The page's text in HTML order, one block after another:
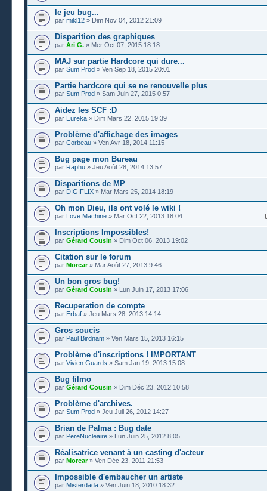
le jeu bug...
par mikl12 » Dim Nov 04, 2012 21:09
Disparition des graphiques
par Ari G. » Mer Oct 07, 2015 18:18
MAJ sur partie Hardcore qui dure...
par Sum Prod » Ven Sep 18, 2015 20:01
Partie hardcore qui se ne renouvelle plus
par Sum Prod » Sam Juin 27, 2015 0:57
Aidez les SCF :D
par Eureka » Dim Mars 22, 2015 19:39
Problème d'affichage des images
par Corbeau » Ven Avr 18, 2014 11:15
Bug page mon Bureau
par Raphu » Jeu Août 28, 2014 13:57
Disparitions de MP
par DIGIFLIX » Mar Mars 25, 2014 18:19
Oh mon Dieu, ils ont volé le wiki !
par Love Machine » Mar Oct 22, 2013 18:04
Inscriptions Impossibles!
par Gérard Cousin » Dim Oct 06, 2013 19:02
Citation sur le forum
par Morcar» Mar Août 27, 2013 9:46
Un bon gros bug!
par Gérard Cousin » Lun Juin 17, 2013 17:06
Recuperation de compte
par Erbaf » Jeu Mars 28, 2013 14:14
Gros soucis
par Paul Birdnam » Ven Mars 15, 2013 16:15
Problème d'inscriptions ! IMPORTANT
par Vivien Guards » Sam Jan 19, 2013 15:08
Bug filmo
par Gérard Cousin » Dim Déc 23, 2012 10:58
Problème d'archives.
par Sum Prod » Jeu Juil 26, 2012 14:27
Brian de Palma : Bug date
par PereNucleaire » Lun Juin 25, 2012 8:05
Réalisatrice venant à un casting d'acteur
par Morcar» Ven Déc 23, 2011 21:53
Impossible d'embaucher un artiste
par Misterdada » Ven Juin 18, 2010 18:32